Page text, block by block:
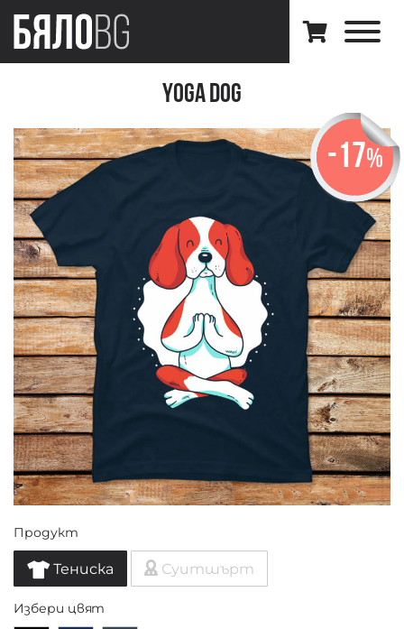
Yoga Dog
-17%
Продукт
Тениска Суитшърт
Избери цвят